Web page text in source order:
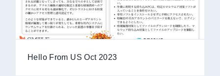
Hello From US Oct 2023